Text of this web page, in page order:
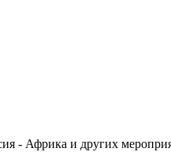
- Африка и других